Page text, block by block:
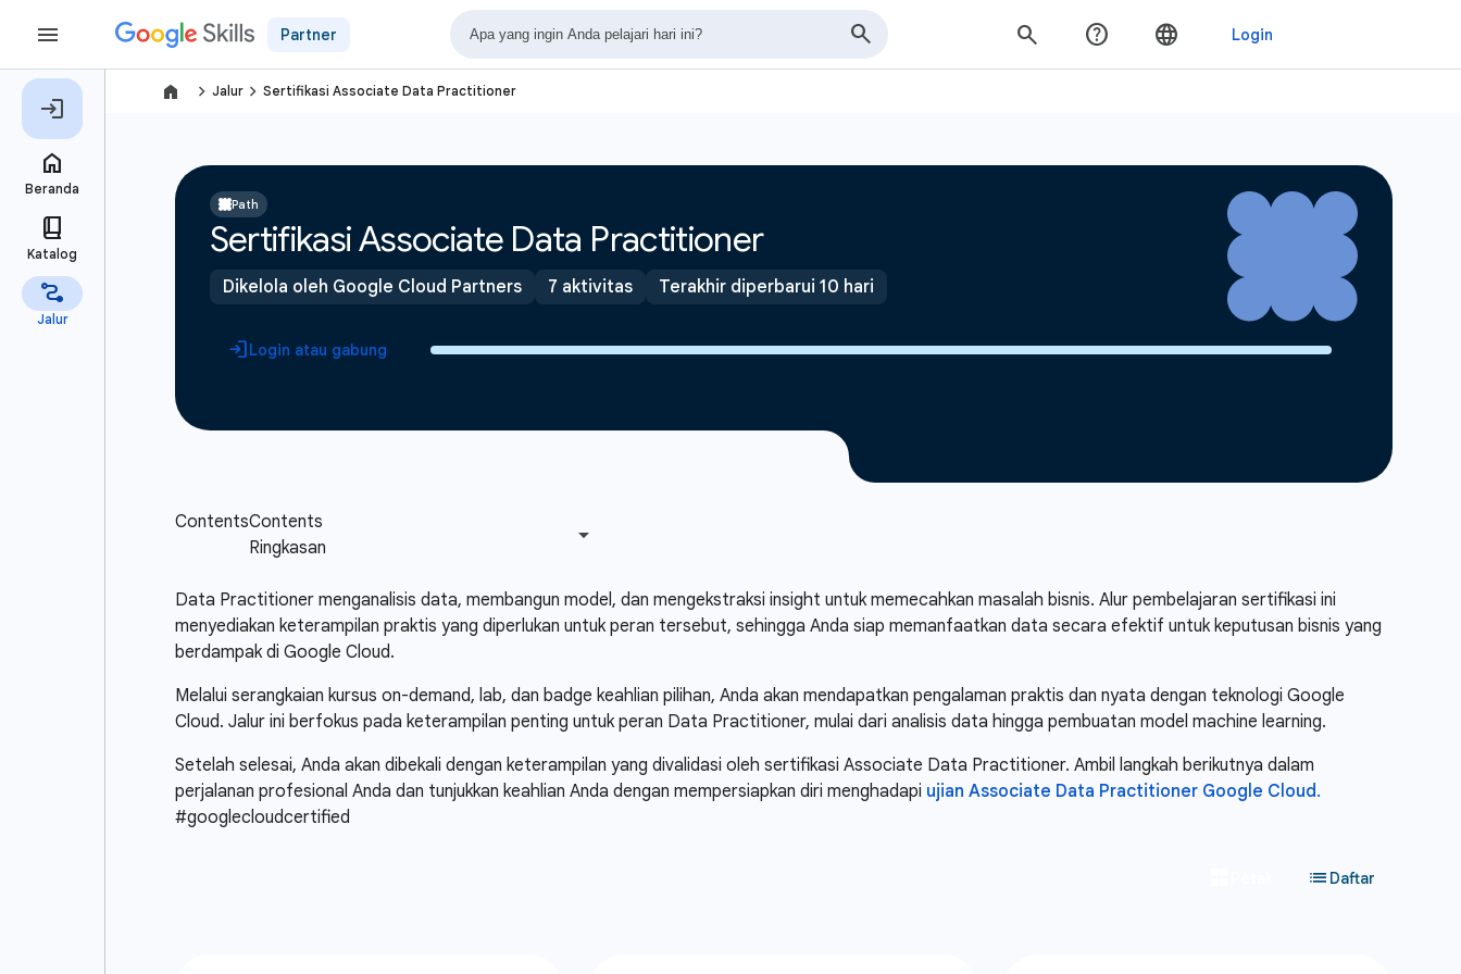
Partner
navigate_next Jalur navigate_next Sertifikasi Associate Data Practitioner
Path
Sertifikasi Associate Data Practitioner
Dikelola oleh Google Cloud Partners 7 aktivitas Terakhir diperbarui 10 hari
Login atau gabung
Data Practitioner menganalisis data, membangun model, dan mengekstraksi insight untuk memecahkan masalah bisnis. Alur pembelajaran sertifikasi ini
menyediakan keterampilan praktis yang diperlukan untuk peran tersebut, sehingga Anda siap memanfaatkan data secara efektif untuk keputusan bisnis yang
berdampak di Google Cloud.
Melalui serangkaian kursus on-demand, lab, dan badge keahlian pilihan, Anda akan mendapatkan pengalaman praktis dan nyata dengan teknologi Google
Cloud. Jalur ini berfokus pada keterampilan penting untuk peran Data Practitioner, mulai dari analisis data hingga pembuatan model machine learning.
Setelah selesai, Anda akan dibekali dengan keterampilan yang divalidasi oleh sertifikasi Associate Data Practitioner. Ambil langkah berikutnya dalam
perjalanan profesional Anda dan tunjukkan keahlian Anda dengan mempersiapkan diri menghadapi ujian Associate Data Practitioner Google Cloud.
#googlecloudcertified